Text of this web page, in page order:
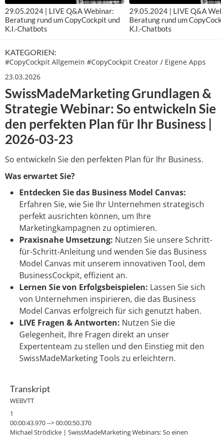
29.05.2024 | LIVE Q&A Webinar:
Beratung rund um CopyCockpit und
K.I.-Chatbots
29.05.2024 | LIVE Q&A
Beratung rund um
K.I.-Chatbots
KATEGORIEN:
#CopyCockpit Allgemein #CopyCockpit Creator / Eigene Apps
23.03.2026
SwissMadeMarketing Grundlagen &
Strategie Webinar: So entwickeln Sie
den perfekten Plan für Ihr Business |
2026-03-23
So entwickeln Sie den perfekten Plan für Ihr Business.
Was erwartet Sie?
Entdecken Sie das Business Model Canvas:
Erfahren Sie, wie Sie Ihr Unternehmen strategisch
perfekt ausrichten können, um Ihre
Marketingkampagnen zu optimieren.
Praxisnahe Umsetzung: Nutzen Sie unsere Schritt-
für-Schritt-Anleitung und wenden Sie das Business
Model Canvas mit unserem innovativen Tool, dem
BusinessCockpit, effizient an.
Lernen Sie von Erfolgsbeispielen: Lassen Sie sich
von Unternehmen inspirieren, die das Business
Model Canvas erfolgreich für sich genutzt haben.
LIVE Fragen & Antworten: Nutzen Sie die
Gelegenheit, Ihre Fragen direkt an unser
Expertenteam zu stellen und den Einstieg mit den
SwissMadeMarketing Tools zu erleichtern.
Transkript
WEBVTT
1
00:00:43.970 --> 00:00:50.370
Michael Strödicke | SwissMadeMarketing Webinars: So einen